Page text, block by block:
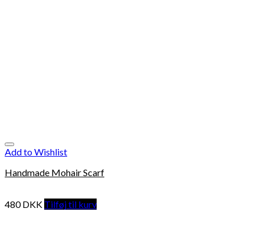
Add to Wishlist
Handmade Mohair Scarf
480DKK Tilføj til kurv